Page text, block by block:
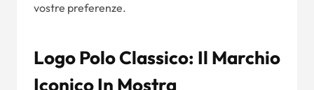
vostre preferenze.
Logo Polo Classico: Il Marchio
Iconico In Mostra